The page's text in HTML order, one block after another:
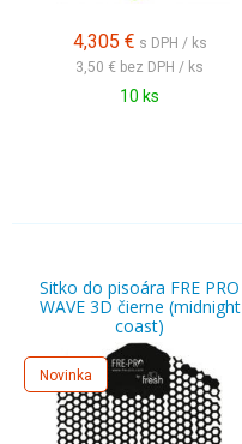
4,305 € s DPH / ks
3,50 € bez DPH / ks
10 ks
Sitko do pisoára FRE PRO
WAVE 3D čierne (midnight
coast)
Novinka